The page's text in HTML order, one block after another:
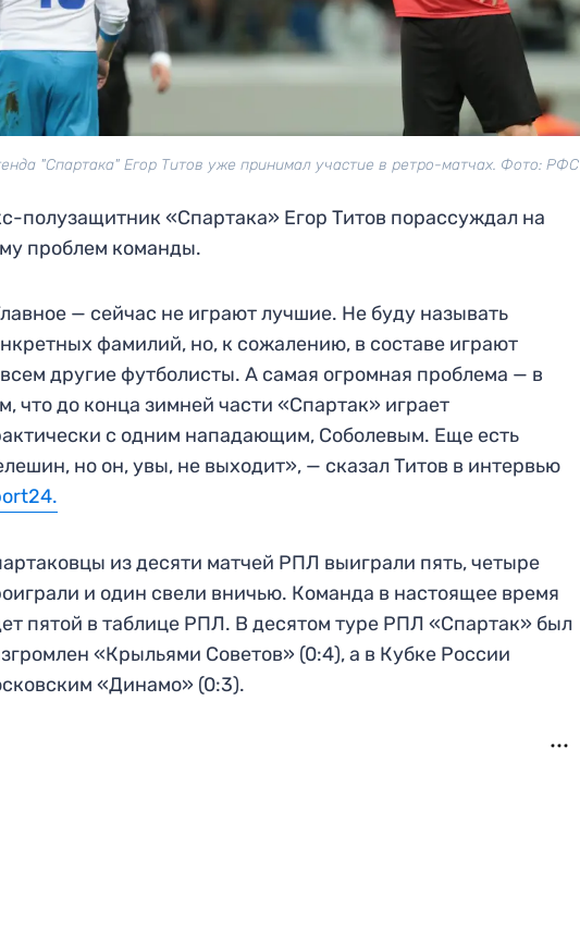
"Спартака" Егор Титов уже принимал участие в ретро-матчах. Фото: РФС
полузащитник «Спартака» Егор Титов порассуждал на
проблем команды.
— сейчас не играют лучшие. Не буду называть
фамилий, но, к сожалению, в составе играют
другие футболисты. А самая огромная проблема — в
что до конца зимней части «Спартак» играет
с одним нападающим, Соболевым. Еще есть
но он, увы, не выходит», — сказал Титов в интервью
из десяти матчей РПЛ выиграли пять, четыре
и один свели вничью. Команда в настоящее время
пятой в таблице РПЛ. В десятом туре РПЛ «Спартак» был
«Крыльями Советов» (0:4), а в Кубке России
«Динамо» (0:3).